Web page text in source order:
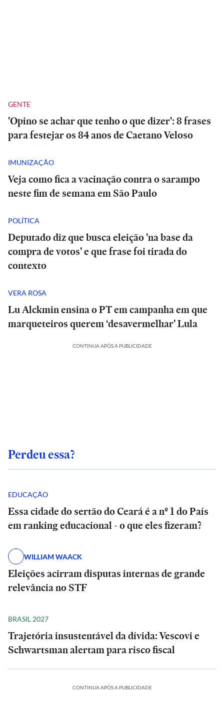
GENTE
'Opino se achar que tenho o que dizer': 8 frases
para festejar os 84 anos de Caetano Veloso
IMUNIZAÇÃO
Veja como fica a vacinação contra o sarampo
neste fim de semana em São Paulo
POLÍTICA
Deputado diz que busca eleição 'na base da
compra de votos' e que frase foi tirada do
contexto
VERA ROSA
Lu Alckmin ensina o PT em campanha em que
marqueteiros querem ‘desavermelhar' Lula
CONTINUA APÓS A PUBLICIDADE
Perdeu essa?
EDUCAÇÃO
Essa cidade do sertão do Ceará é a nº 1 do País
em ranking educacional - o que eles fizeram?
WILLIAM WAACK
Eleições acirram disputas internas de grande
relevância no STF
BRASIL 2027
Trajetória insustentável da dívida: Vescovi e
Schwartsman alertam para risco fiscal
CONTINUA APÓS A PUBLICIDADE